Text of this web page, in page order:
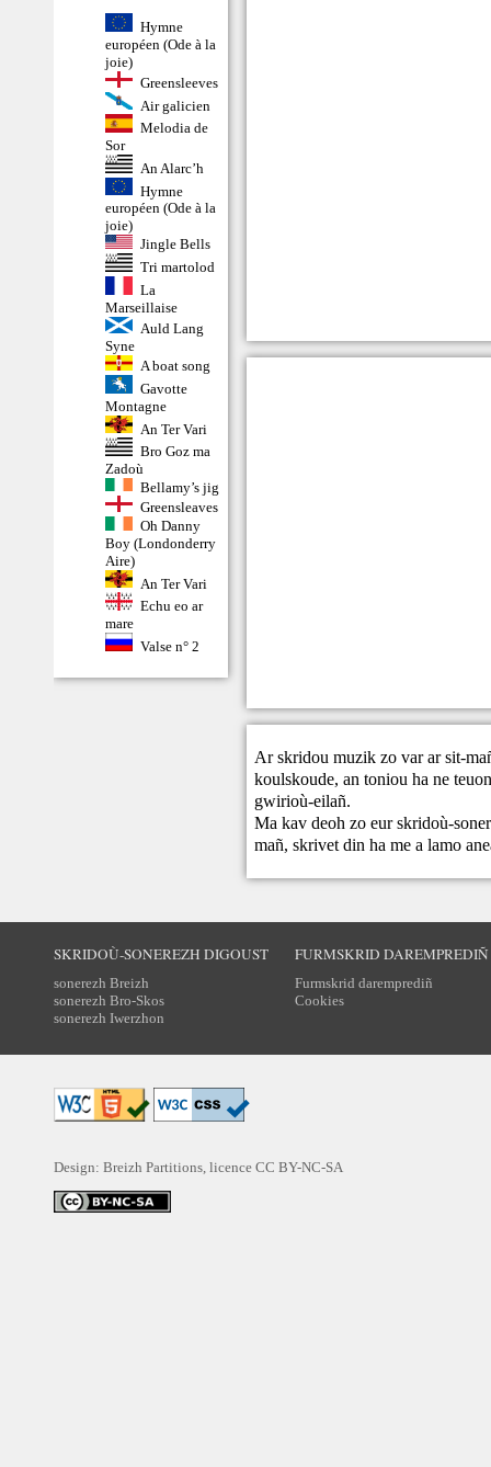
Hymne
européen (Ode à la
joie)
Greensleeves
Air galicien
Melodia de
Sor
An Alarc’h
Hymne
européen (Ode à la
joie)
Jingle Bells
Tri martolod
La
Marseillaise
Auld Lang
Syne
A boat song
Gavotte
Montagne
An Ter Vari
Bro Goz ma
Zadoù
Bellamy’s jig
Greensleaves
Oh Danny
Boy (Londonderry
Aire)
An Ter Vari
Echu eo ar
mare
Valse n° 2
Ar skridou muzik zo var ar sit-
koulskoude, an toniou ha ne
gwirioù-eilañ.
Ma kav deoh zo eur skridoù-
mañ,skrivet din ha me a lamo
SKRIDOÙ-SONEREZH DIGOUST
sonerezh Breizh
sonerezh Bro-Skos
sonerezh Iwerzhon
FURMSKRID DAREMPREDIÑ
Furmskrid daremprediñ
Cookies
Design: Breizh Partitions, licence CC BY-NC-SA